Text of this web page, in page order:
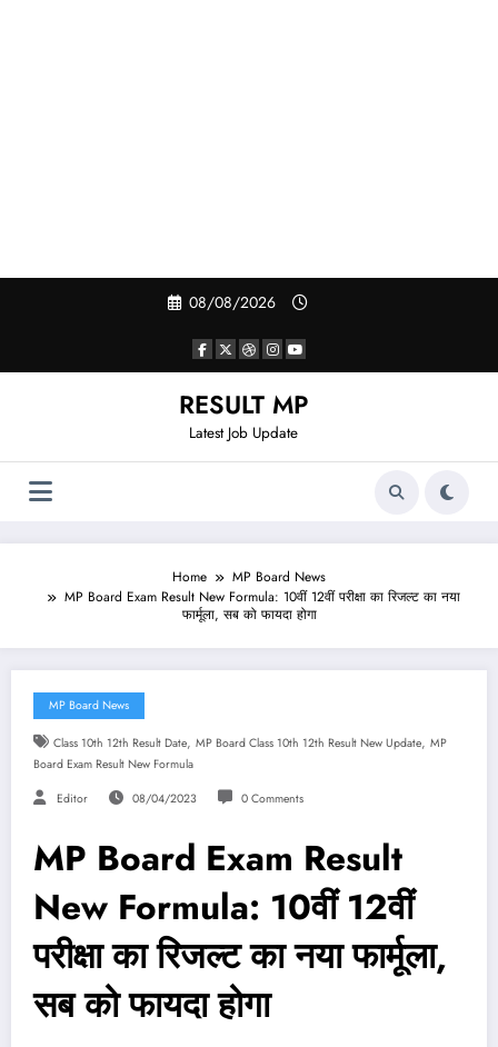
08/08/2026
RESULT MP
Latest Job Update
Home
MP Board News
MP Board Exam Result New Formula: 10वीं 12वीं परीक्षा का रिजल्ट का नया
फार्मूला, सब को फायदा होगा
MP Board News
Class 10th 12th Result Date, MP Board Class 10th 12th Result New Update, MP
Board Exam Result New Formula
Editor 08/04/2023 0 Comments
MP Board Exam Result
New Formula: 10वीं 12वीं
परीक्षा का रिजल्ट का नया फार्मूला,
सब को फायदा होगा